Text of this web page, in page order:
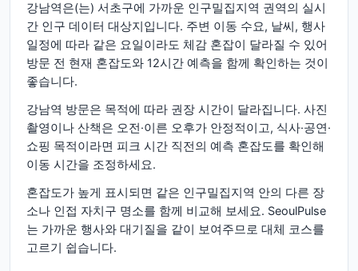
강남역은(는) 서초구에 가까운 인구밀집지역 권역의 실시
간 인구 데이터 대상지입니다. 주변 이동 수요, 날씨, 행사
일정에 따라 같은 요일이라도 체감 혼잡이 달라질 수 있어
방문 전 현재 혼잡도와 12시간 예측을 함께 확인하는 것이
좋습니다.
강남역 방문은 목적에 따라 권장 시간이 달라집니다. 사진
촬영이나 산책은 오전·이른 오후가 안정적이고, 식사·공연·
쇼핑 목적이라면 피크 시간 직전의 예측 혼잡도를 확인해
이동 시간을 조정하세요.
혼잡도가 높게 표시되면 같은 인구밀집지역 안의 다른 장
소나 인접 자치구 명소를 함께 비교해 보세요. SeoulPulse
는 가까운 행사와 대기질을 같이 보여주므로 대체 코스를
고르기 쉽습니다.